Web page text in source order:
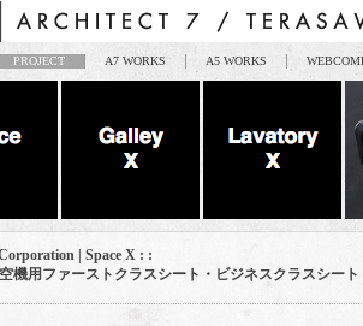
PROJECT A7 WORKS A5 WORKS
| Space X : :
機用ファーストクラスシート・ビジネスクラスシート